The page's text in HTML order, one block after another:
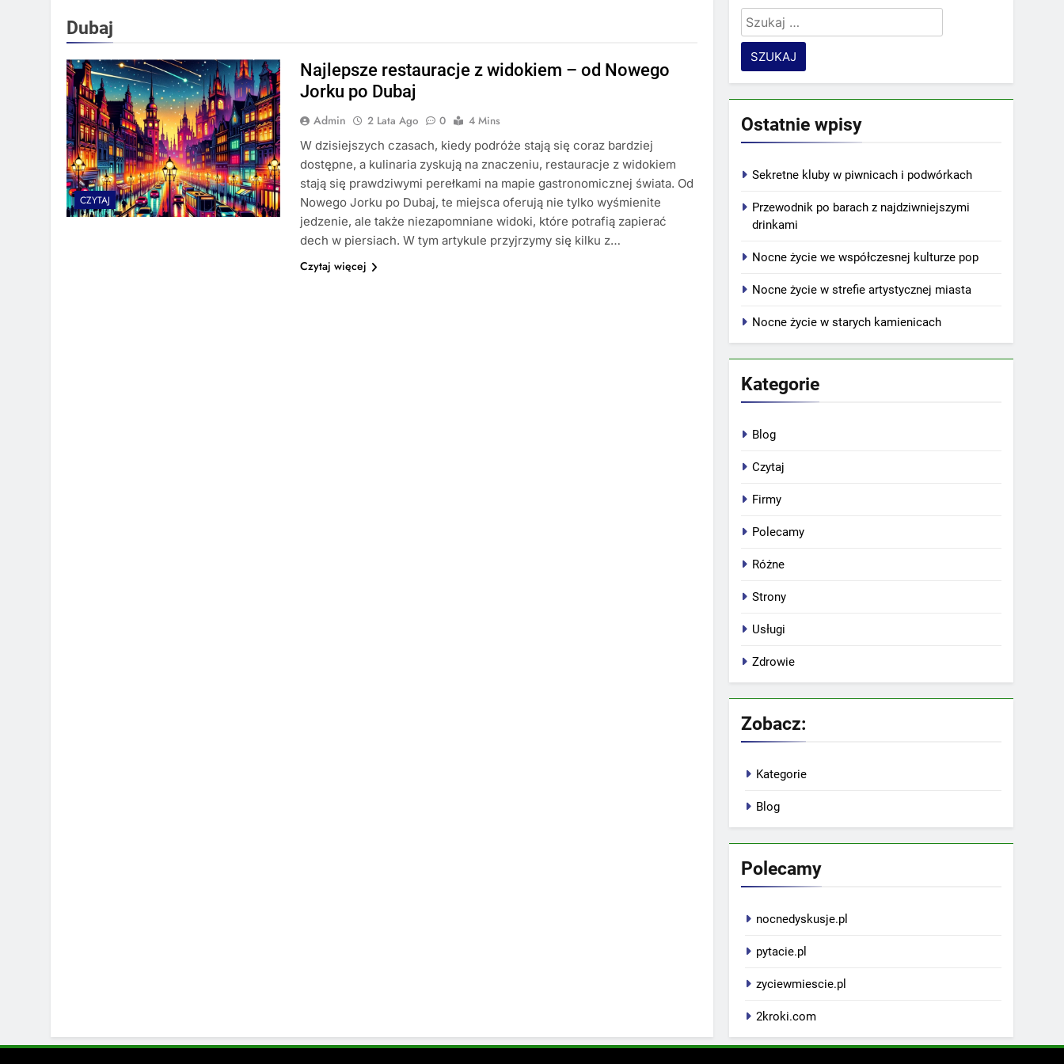
Dubaj
CZYTAJ
Najlepsze restauracje z widokiem – od Nowego
Jorku po Dubaj
Admin 2 Lata Ago 0
4 Mins
W dzisiejszych czasach, kiedy podróże stają się coraz bardziej
dostępne, a kulinaria zyskują na znaczeniu, restauracje z widokiem
stają się prawdziwymi perełkami na mapie gastronomicznej świata. Od
Nowego Jorku po Dubaj, te miejsca oferują nie tylko wyśmienite
jedzenie, ale także niezapomniane widoki, które potrafią zapierać
dech w piersiach. W tym artykule przyjrzymy się kilku z…
Czytaj więcej
Szukaj:
Ostatnie wpisy
Sekretne kluby w piwnicach i podwórkach
Przewodnik po barach z najdziwniejszymi
drinkami
Nocne życie we współczesnej kulturze pop
Nocne życie w strefie artystycznej miasta
Nocne życie w starych kamienicach
Kategorie
Blog
Czytaj
Firmy
Polecamy
Różne
Strony
Usługi
Zdrowie
Zobacz:
Kategorie
Blog
Polecamy
nocnedyskusje.pl
pytacie.pl
zyciewmiescie.pl
2kroki.com